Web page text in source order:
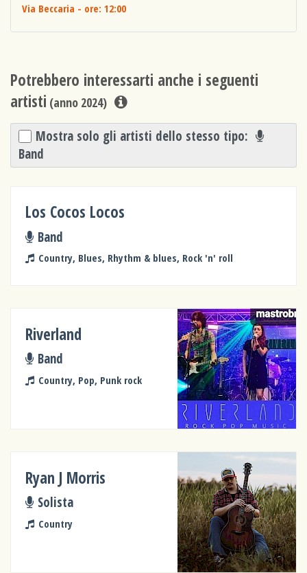
Via Beccaria - ore: 12:00
Potrebbero interessarti anche i seguenti
artisti (anno 2024)
Mostra solo gli artisti dello stesso tipo:
Band
Los Cocos Locos
Band
Country, Blues, Rhythm & blues, Rock 'n' roll
Riverland
Band
Country, Pop, Punk rock
Ryan J Morris
Solista
Country